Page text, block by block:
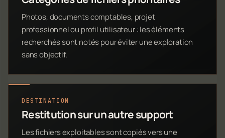
Photos, documents comptables, projet
professionnel ou profil utilisateur : les éléments
recherchés sont notés pour éviter une exploration
sans objectif.
DESTINATION
Restitution sur un autre support
Les fichiers exploitables sont copiés vers une